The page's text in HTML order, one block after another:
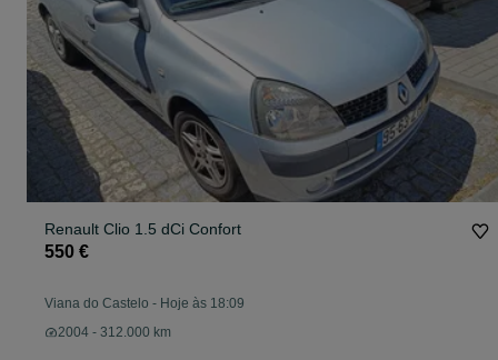
Renault Clio 1.5 dCi Confort
550 €
Viana do Castelo - Hoje às 18:09
2004 - 312.000 km